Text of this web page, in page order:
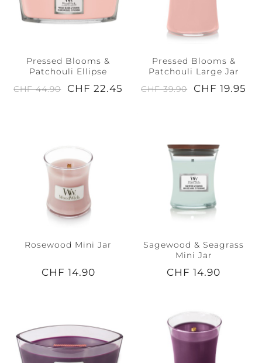
Pressed Blooms &
Patchouli Ellipse
CHF 44.90
CHF 22.45
Pressed Blooms &
Patchouli Large Jar
CHF 39.90
CHF 19.95
Rosewood Mini Jar
CHF 14.90
Sagewood & Seagrass
Mini Jar
CHF 14.90